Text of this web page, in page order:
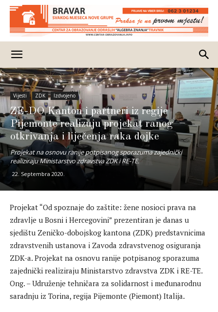
Vijesti ZDK Izdvojeno
ZE-DO Kanton i partneri iz regije
Pijemonte realizuju projekat ranog
otkrivanja i liječenja raka dojke
Projekat na osnovu ranije potpisanog sporazuma zajednički
realiziraju Ministarstvo zdravstva ZDK i RE-TE.
22. Septembra 2020.
Projekat “Od spoznaje do zaštite: žene nosioci prava na
zdravlje u Bosni i Hercegovini” prezentiran je danas u
sjedištu Zeničko-dobojskog kantona (ZDK) predstavnicima
zdravstvenih ustanova i Zavoda zdravstvenog osiguranja
ZDK-a. Projekat na osnovu ranije potpisanog sporazuma
zajednički realiziraju Ministarstvo zdravstva ZDK i RE-TE.
Ong. – Udruženje tehničara za solidarnost i međunarodnu
saradnju iz Torina, regija Pijemonte (Piemont) Italija.